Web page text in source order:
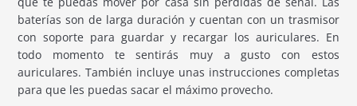
baterías son de larga duración y cuentan con un trasmisor
con soporte para guardar y recargar los auriculares. En
todo momento te sentirás muy a gusto con estos
auriculares. También incluye unas instrucciones completas
para que les puedas sacar el máximo provecho.